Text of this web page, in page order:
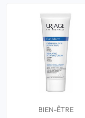
BIEN-ÊTRE